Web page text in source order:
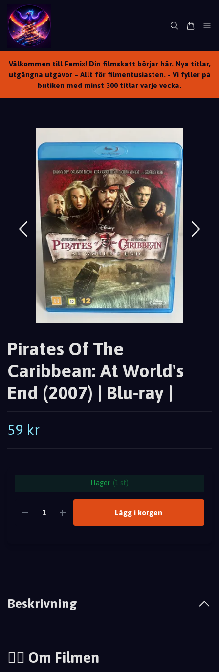
Välkommen till Femix! Din filmskatt börjar här. Nya titlar,
utgångna utgåvor – Allt för filmentusiasten. - Vi fyller på
butiken med minst 300 titlar varje vecka.
Pirates Of The
Caribbean: At World's
End (2007) | Blu-ray |
59 kr
I lager (1 st)
Lägg i korgen
Beskrivning
🏴‍☠️ Om Filmen